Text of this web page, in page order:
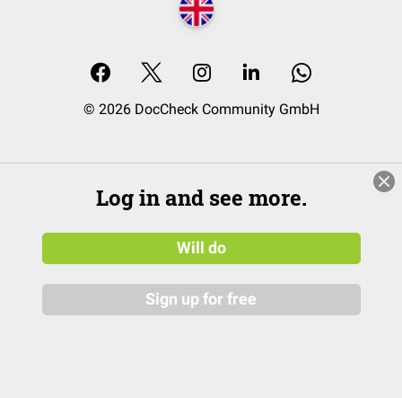
© 2026 DocCheck Community GmbH
Log in and see more.
Will do
Sign up for free